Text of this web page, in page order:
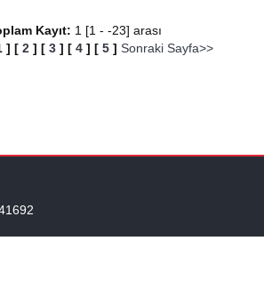
Kayıt: 1 [1 - -23] arası
] [ 2 ] [ 3 ] [ 4 ] [ 5 ] Sonraki Sayfa>>